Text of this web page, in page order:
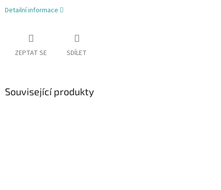
Detailní informace
ZEPTAT SE SDÍLET
Související produkty